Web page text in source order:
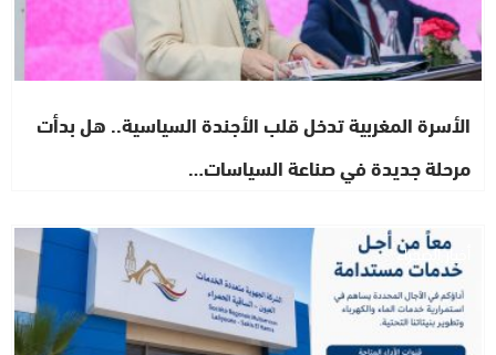
الأسرة المغربية تدخل قلب الأجندة السياسية.. هل بدأت
مرحلة جديدة في صناعة السياسات…
أخبار الصحراء